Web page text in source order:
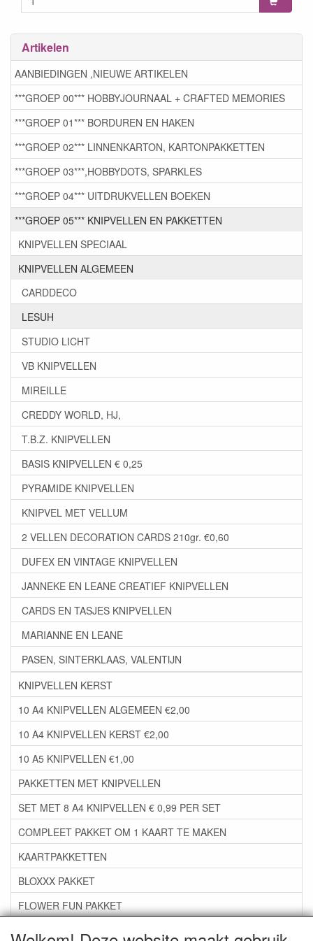
Artikelen
AANBIEDINGEN ,NIEUWE ARTIKELEN
***GROEP 00*** HOBBYJOURNAAL + CRAFTED MEMORIES
***GROEP 01*** BORDUREN EN HAKEN
***GROEP 02*** LINNENKARTON, KARTONPAKKETTEN
***GROEP 03***,HOBBYDOTS, SPARKLES
***GROEP 04*** UITDRUKVELLEN BOEKEN
***GROEP 05*** KNIPVELLEN EN PAKKETTEN
KNIPVELLEN SPECIAAL
KNIPVELLEN ALGEMEEN
CARDDECO
LESUH
STUDIO LICHT
VB KNIPVELLEN
MIREILLE
CREDDY WORLD, HJ,
T.B.Z. KNIPVELLEN
BASIS KNIPVELLEN € 0,25
PYRAMIDE KNIPVELLEN
KNIPVEL MET VELLUM
2 VELLEN DECORATION CARDS 210gr. €0,60
DUFEX EN VINTAGE KNIPVELLEN
JANNEKE EN LEANE CREATIEF KNIPVELLEN
CARDS EN TASJES KNIPVELLEN
MARIANNE EN LEANE
PASEN, SINTERKLAAS, VALENTIJN
KNIPVELLEN KERST
10 A4 KNIPVELLEN ALGEMEEN €2,00
10 A4 KNIPVELLEN KERST €2,00
10 A5 KNIPVELLEN €1,00
PAKKETTEN MET KNIPVELLEN
SET MET 8 A4 KNIPVELLEN € 0,99 PER SET
COMPLEET PAKKET OM 1 KAART TE MAKEN
KAARTPAKKETTEN
BLOXXX PAKKET
FLOWER FUN PAKKET
***GROEP 06*** TAPE/LIJM SNIJMALLEN STEMPELS